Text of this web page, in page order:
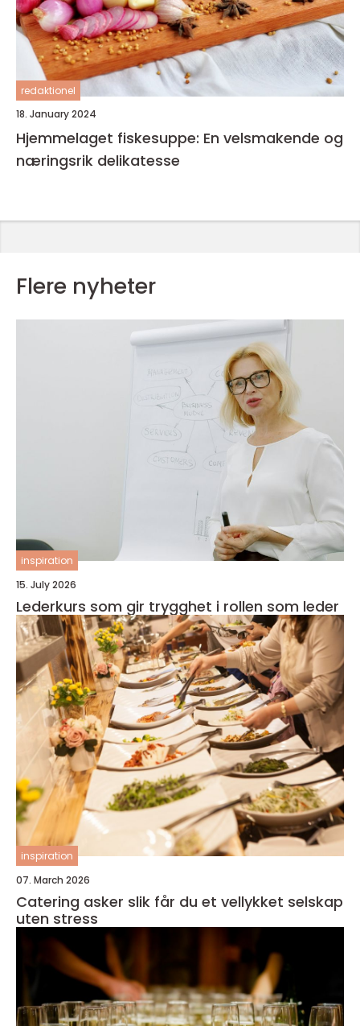
redaktionel
18. January 2024
Hjemmelaget fiskesuppe: En velsmakende og
næringsrik delikatesse
Flere nyheter
inspiration
15. July 2026
Lederkurs som gir trygghet i rollen som leder
inspiration
07. March 2026
Catering asker slik får du et vellykket selskap
uten stress